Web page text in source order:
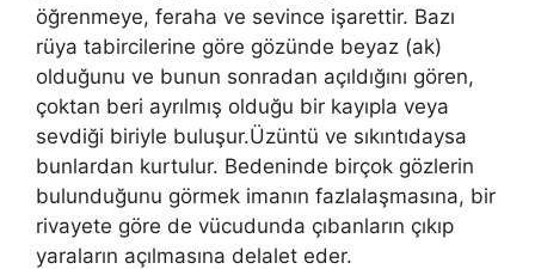
öğrenmeye, feraha ve sevin­ce işarettir. Bazı
rüya tabircilerine göre gözünde beyaz (ak)
olduğunu ve bunun sonradan açıldığını gören,
çoktan beri ayrılmış olduğu bir kayıpla veya
sevdiği biriyle buluşur.Üzüntü ve sıkıntıdaysa
bunlardan kurtulur. Bedeninde birçok gözlerin
bulunduğunu görmek imanın fazlalaşmasına, bir
rivayete göre de vücudunda çıbanların çıkıp
yaraların açılmasına de­lalet eder.